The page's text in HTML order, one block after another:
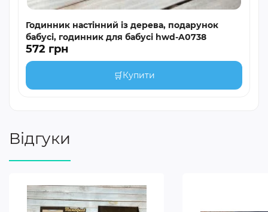
Годинник настінний із дерева, подарунок
бабусі, годинник для бабусі hwd-A0738
572 грн
🛒Купити
Відгуки